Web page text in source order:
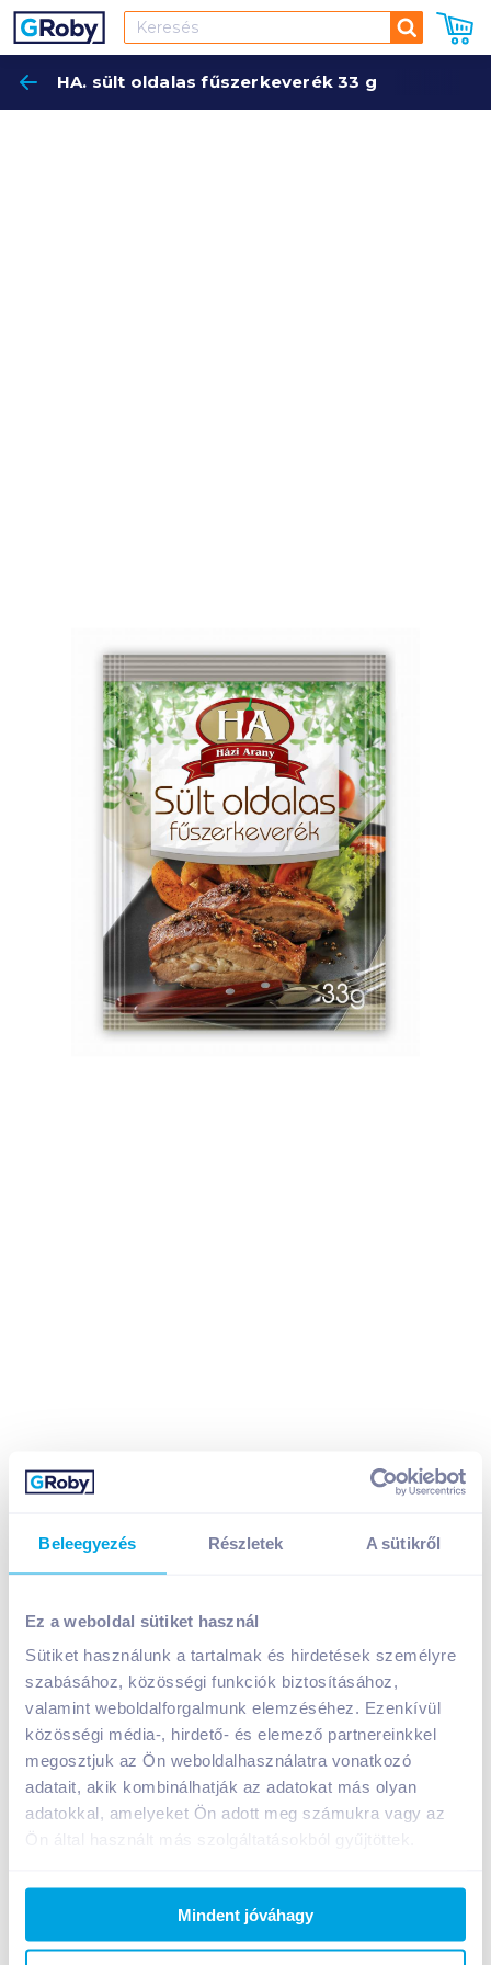
Beleegyezés Részletek A sütikről
Ez a weboldal sütiket használ
Sütiket használunk a tartalmak és hirdetések személyre
szabásához, közösségi funkciók biztosításához,
valamint weboldalforgalmunk elemzéséhez. Ezenkívül
közösségi média-, hirdető- és elemező partnereinkkel
megosztjuk az Ön weboldalhasználatra vonatkozó
adatait, akik kombinálhatják az adatokat más olyan
adatokkal, amelyeket Ön adott meg számukra vagy az
Mindent jóváhagy
Keresés
HA. sült oldalas fűszerkeverék 33 g
HA. sült oldalas fűszerkeverék 33 g
229Ft /
Egységár: 6 939 Ft /
kg
KosárbaKosárba
Átmeneti készlethiány
Bevásárlólistához adom Értesíts, ha olcsóbb!